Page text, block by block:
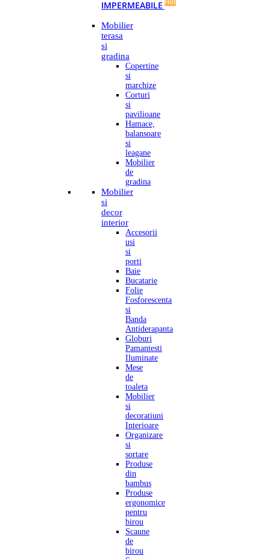
IMPERMEABILE
Mobilier
terasa
si
gradina
Copertine
si
marchize
Corturi
si
pavilioane
Hamace,
balansoare
si
leagane
Mobilier
de
gradina
Mobilier
si
decor
interior
Accesorii
usi
si
porti
Baie
Bucatarie
Folie
Fosforescenta
si
Banda
Antiderapanta
Globuri
Pamantesti
Iluminate
Mese
de
toaleta
Mobilier
si
decoratiuni
Interioare
Organizare
si
sortare
Produse
din
bambus
Produse
ergonomice
pentru
birou
Scaune
de
birou